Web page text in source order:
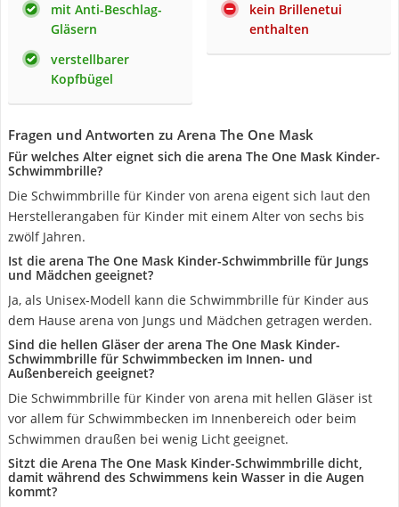
mit Anti-Beschlag-
Gläsern
verstellbarer
Kopfbügel
kein Brillenetui
enthalten
Fragen und Antworten zu Arena The One Mask
Für welches Alter eignet sich die arena The One Mask Kinder-
Schwimmbrille?
Die Schwimmbrille für Kinder von arena eigent sich laut den
Herstellerangaben für Kinder mit einem Alter von sechs bis
zwölf Jahren.
Ist die arena The One Mask Kinder-Schwimmbrille für Jungs
und Mädchen geeignet?
Ja, als Unisex-Modell kann die Schwimmbrille für Kinder aus
dem Hause arena von Jungs und Mädchen getragen werden.
Sind die hellen Gläser der arena The One Mask Kinder-
Schwimmbrille für Schwimmbecken im Innen- und
Außenbereich geeignet?
Die Schwimmbrille für Kinder von arena mit hellen Gläser ist
vor allem für Schwimmbecken im Innenbereich oder beim
Schwimmen draußen bei wenig Licht geeignet.
Sitzt die Arena The One Mask Kinder-Schwimmbrille dicht,
damit während des Schwimmens kein Wasser in die Augen
kommt?